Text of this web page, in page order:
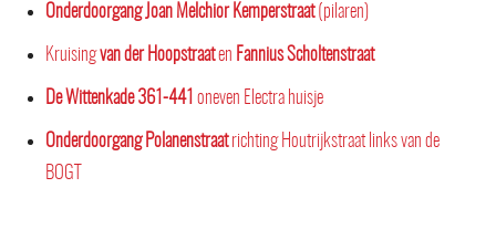
Onderdoorgang Joan Melchior Kemperstraat(pilaren)
Kruisingvan der Hoopstraaten Fannius Scholtenstraat
De Wittenkade 361-441 oneven Electra huisje
Onderdoorgang Polanenstraatrichting Houtrijkstraat links van de
BOGT